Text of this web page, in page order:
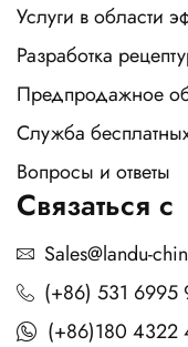
Услуги в области
Разработка
Предпродажное
Служба
Вопросы и ответы
Связаться с
Sales@landu-
(+86) 531 6995
(+86)180 4322